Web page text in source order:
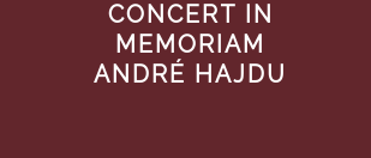
CONCERT IN
MEMORIAM
ANDRÉ HAJDU